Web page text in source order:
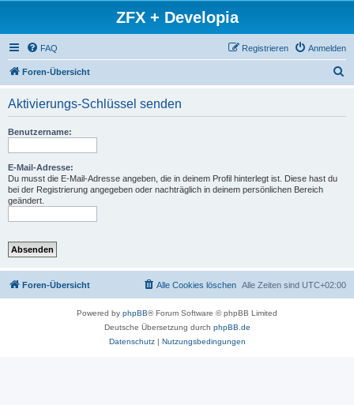
ZFX + Developia
FAQ Anmelden
Registrieren
Foren-Übersicht
Aktivierungs-Schlüssel senden
Benutzername:
E-Mail-Adresse:
Du musst die E-Mail-Adresse angeben, die in deinem Profil hinterlegt ist. Diese hast du
bei der Registrierung angegeben oder nachträglich in deinem persönlichen Bereich
geändert.
Foren-Übersicht Alle Zeiten sind UTC+02:00
Alle Cookies löschen
Powered by phpBB® Forum Software © phpBB Limited
Deutsche Übersetzung durch phpBB.de
Datenschutz| Nutzungsbedingungen